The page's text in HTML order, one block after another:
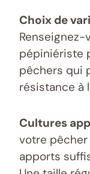
Choix de
pépiniériste
pêchers qui
résistance à
Cultures
votre
apports